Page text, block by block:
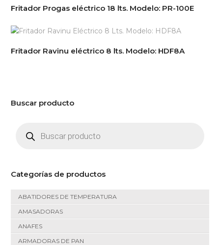
Fritador Progas eléctrico 18 lts. Modelo: PR-100E
Fritador Ravinu eléctrico 8 lts. Modelo: HDF8A
Buscar producto
productos
Categorías de productos
ABATIDORES DE TEMPERATURA
AMASADORAS
ANAFES
ARMADORAS DE PAN